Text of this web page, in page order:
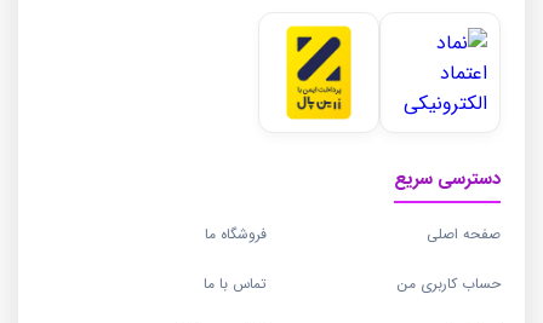
دسترسی سریع
صفحه اصلی فروشگاه ما
حساب کاربری من تماس با ما